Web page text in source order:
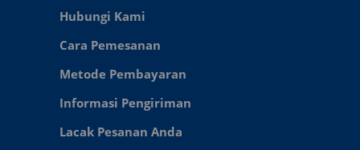
Hubungi Kami
Cara Pemesanan
Metode Pembayaran
Informasi Pengiriman
Lacak Pesanan Anda